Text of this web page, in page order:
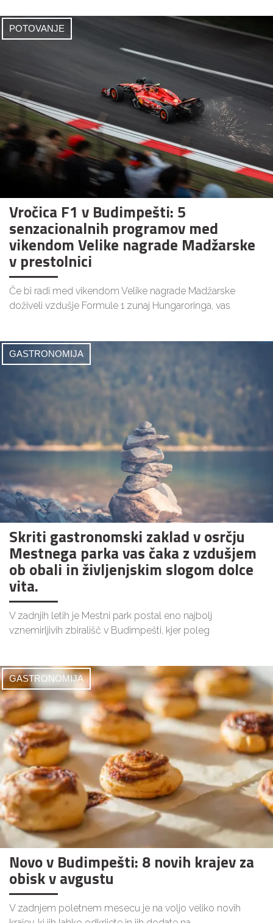
POTOVANJE
Vročica F1 v Budimpešti: 5
senzacionalnih programov med
vikendom Velike nagrade Madžarske
v prestolnici
Če bi radi med vikendom Velike nagrade Madžarske
doživeli vzdušje Formule 1 zunaj Hungaroringa, vas
GASTRONOMIJA
Skriti gastronomski zaklad v osrčju
Mestnega parka vas čaka z vzdušjem
ob obali in življenjskim slogom dolce
vita.
V zadnjih letih je Mestni park postal eno najbolj
vznemirljivih zbirališč v Budimpešti, kjer poleg
GASTRONOMIJA
Novo v Budimpešti: 8 novih krajev za
obisk v avgustu
V zadnjem poletnem mesecu je na voljo veliko novih